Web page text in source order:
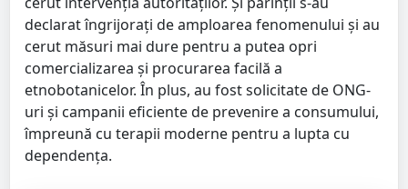
declarat îngrijorați de amploarea fenomenului și au
cerut măsuri mai dure pentru a putea opri
comercializarea și procurarea facilă a
etnobotanicelor. În plus, au fost solicitate de ONG-
uri și campanii eficiente de prevenire a consumului,
împreună cu terapii moderne pentru a lupta cu
dependența.